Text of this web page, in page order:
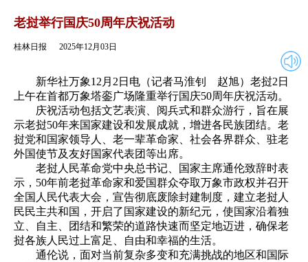
2025年12月03日
老挝举行国庆50周年庆祝活动
桂林日报 2025年12月03日
新华社万象12月2日电（记者马淮钊 赵旭）老挝2日
上午在首都万象塔銮广场隆重举行国庆50周年庆祝活动。
庆祝活动包括文艺表演、阅兵式和群众游行，旨在展
示老挝50年来国家建设和发展成就，增进各民族团结。老
挝党和国家领导人、老一辈革命家、社会各界群众、驻老
外国使节及友好国家代表团等出席。
老挝人民革命党中央总书记、国家主席通伦致辞时表
示，50年前老挝革命家和爱国群众夺取万象市政权并召开
全国人民代表大会，宣告彻底废除封建制度，建立老挝人
民民主共和国，开启了国家建设的新纪元，使国家沿着独
立、自主、团结和繁荣的道路快速而坚定地迈进，确保老
挝各族人民过上富足、自由和幸福的生活。
通伦说，面对当前复杂多变和充满挑战的地区和国际